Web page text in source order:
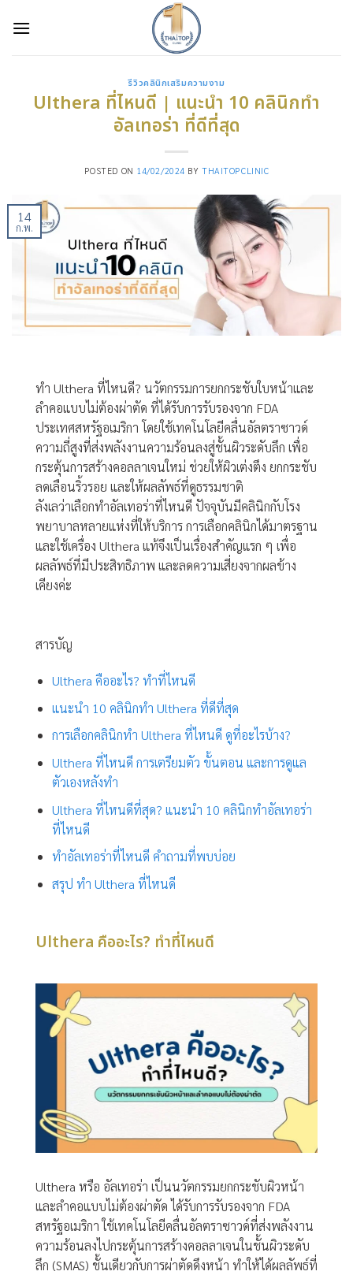
รีวิวคลินิกเสริมความงาม
Ulthera ที่ไหนดี | แนะนำ 10 คลินิกทำ
อัลเทอร่า ที่ดีที่สุด
POSTED ON 14/02/2024 BYTHAITOPCLINIC
14
ก.พ.
ทำ Ulthera ที่ไหนดี? นวัตกรรมการยกกระชับใบหน้าและ
ลำคอแบบไม่ต้องผ่าตัด ที่ได้รับการรับรองจาก FDA
ประเทศสหรัฐอเมริกา โดยใช้เทคโนโลยีคลื่นอัลตราซาวด์
ความถี่สูงที่ส่งพลังงานความร้อนลงสู่ชั้นผิวระดับลึก เพื่อ
กระตุ้นการสร้างคอลลาเจนใหม่ ช่วยให้ผิวเต่งตึง ยกกระชับ
ลดเลือนริ้วรอย และให้ผลลัพธ์ที่ดูธรรมชาติ
ลังเลว่าเลือกทำอัลเทอร่าที่ไหนดี ปัจจุบันมีคลินิกกับโรง
พยาบาลหลายแห่งที่ให้บริการ การเลือกคลินิกได้มาตรฐาน
และใช้เครื่อง Ulthera แท้จึงเป็นเรื่องสำคัญแรก ๆ เพื่อ
ผลลัพธ์ที่มีประสิทธิภาพ และลดความเสี่ยงจากผลข้าง
เคียงค่ะ
สารบัญ
Ulthera คืออะไร? ทำที่ไหนดี
แนะนำ 10 คลินิกทำ Ulthera ที่ดีที่สุด
การเลือกคลินิกทำ Ulthera ที่ไหนดี ดูที่อะไรบ้าง?
Ulthera ที่ไหนดี การเตรียมตัว ขั้นตอน และการดูแล
ตัวเองหลังทำ
Ulthera ที่ไหนดีที่สุด? แนะนำ 10 คลินิกทำอัลเทอร่า
ที่ไหนดี
ทำอัลเทอร่าที่ไหนดี คำถามที่พบบ่อย
สรุป ทำ Ulthera ที่ไหนดี
Ulthera คืออะไร? ทำที่ไหนดี
Ulthera หรือ อัลเทอร่า เป็นนวัตกรรมยกกระชับผิวหน้า
และลำคอแบบไม่ต้องผ่าตัด ได้รับการรับรองจาก FDA
สหรัฐอเมริกา ใช้เทคโนโลยีคลื่นอัลตราซาวด์ที่ส่งพลังงาน
ความร้อนลงไปกระตุ้นการสร้างคอลลาเจนในชั้นผิวระดับ
ลึก (SMAS) ชั้นเดียวกับการผ่าตัดดึงหน้า ทำให้ได้ผลลัพธ์ที่